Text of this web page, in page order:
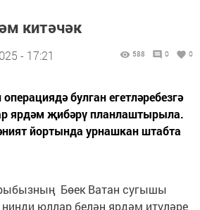
китәчәк
- 17:21 588 0 0
булган егетләребезгә
ярдәм җибәрү планлаштырыла.
йортында урнашкан штабта
Бөек Ватан сугышы
юллар белән ярдәм итүләре